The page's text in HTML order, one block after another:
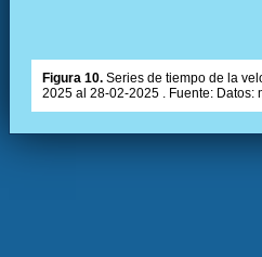
Figura 10. Series de tiempo de la
2025 al 28-02-2025 . Fuente: Datos: